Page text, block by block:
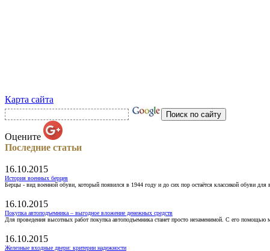
Карта сайта
Оцените
Последние статьи
16.10.2015
История военных берцев
Берцы - вид военной обуви, который появился в 1944 году и до сих пор остаётся классикой обуви
16.10.2015
Покупка автоподъемника – выгодное вложение денежных средств
Для проведения высотных работ покупка автоподъемника станет просто незаменимой. С его
16.10.2015
Железные входные двери: критерии надежности